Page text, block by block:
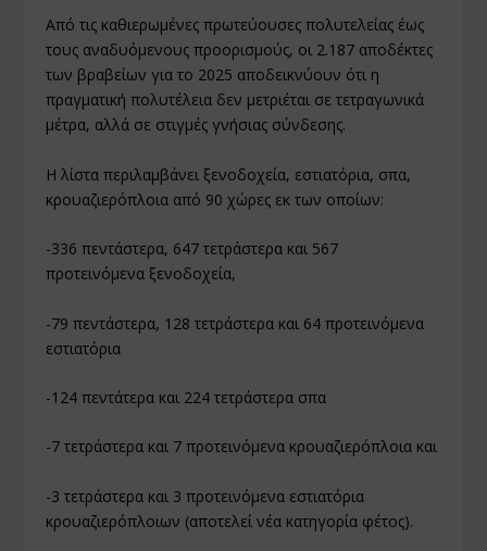
Από τις καθιερωμένες πρωτεύουσες πολυτελείας έως
τους αναδυόμενους προορισμούς, οι 2.187 αποδέκτες
των βραβείων για το 2025 αποδεικνύουν ότι η
πραγματική πολυτέλεια δεν μετριέται σε τετραγωνικά
μέτρα, αλλά σε στιγμές γνήσιας σύνδεσης.
Η λίστα περιλαμβάνει ξενοδοχεία, εστιατόρια, σπα,
κρουαζιερόπλοια από 90 χώρες εκ των οποίων:
-336 πεντάστερα, 647 τετράστερα και 567
προτεινόμενα ξενοδοχεία,
-79 πεντάστερα, 128 τετράστερα και 64 προτεινόμενα
εστιατόρια
-124 πεντάτερα και 224 τετράστερα σπα
-7 τετράστερα και 7 προτεινόμενα κρουαζιερόπλοια και
-3 τετράστερα και 3 προτεινόμενα εστιατόρια
κρουαζιερόπλοιων (αποτελεί νέα κατηγορία φέτος).